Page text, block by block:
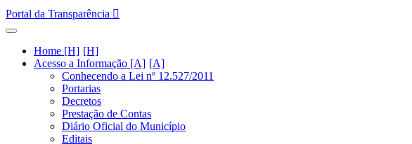
Portal da Transparência
Home [H]
Acesso a Informação [A]
Conhecendo a Lei nº 12.527/2011
Portarias
Decretos
Prestação de Contas
Diário Oficial do Município
Editais